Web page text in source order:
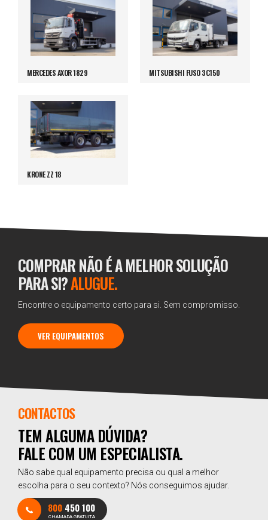
MERCEDES AXOR 1829 MITSUBISHI FUSO 3C150
KRONE ZZ 18
COMPRAR NÃO É A MELHOR SOLUÇÃO
PARA SI?ALUGUE.
Encontre o equipamento certo para si. Sem compromisso.
VER EQUIPAMENTOS
CONTACTOS
TEM ALGUMA DÚVIDA?
FALE COM UM ESPECIALISTA.
Não sabe qual equipamento precisa ou qual a melhor
escolha para o seu contexto? Nós conseguimos ajudar.
800 450 100
CHAMADA GRATUITA